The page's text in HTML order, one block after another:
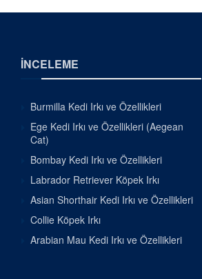
İNCELEME
Burmilla Kedi Irkı ve Özellikleri
Ege Kedi Irkı ve Özellikleri (Aegean
Cat)
Bombay Kedi Irkı ve Özellikleri
Labrador Retriever Köpek Irkı
Asian Shorthair Kedi Irkı ve Özellikleri
Collie Köpek Irkı
Arabian Mau Kedi Irkı ve Özellikleri